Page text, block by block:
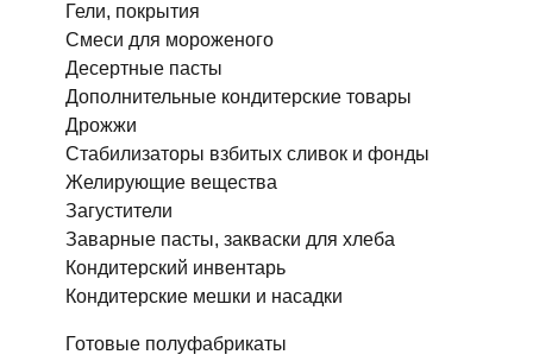
Гели, покрытия
Смеси для мороженого
Десертные пасты
Дополнительные кондитерские товары
Дрожжи
Стабилизаторы взбитых сливок и фонды
Желирующие вещества
Загустители
Заварные пасты, закваски для хлеба
Кондитерский инвентарь
Кондитерские мешки и насадки
Готовые полуфабрикаты